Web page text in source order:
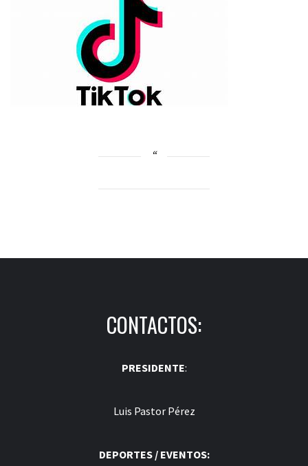
CONTACTOS:
PRESIDENTE:
Luis Pastor Pérez
DEPORTES / EVENTOS: